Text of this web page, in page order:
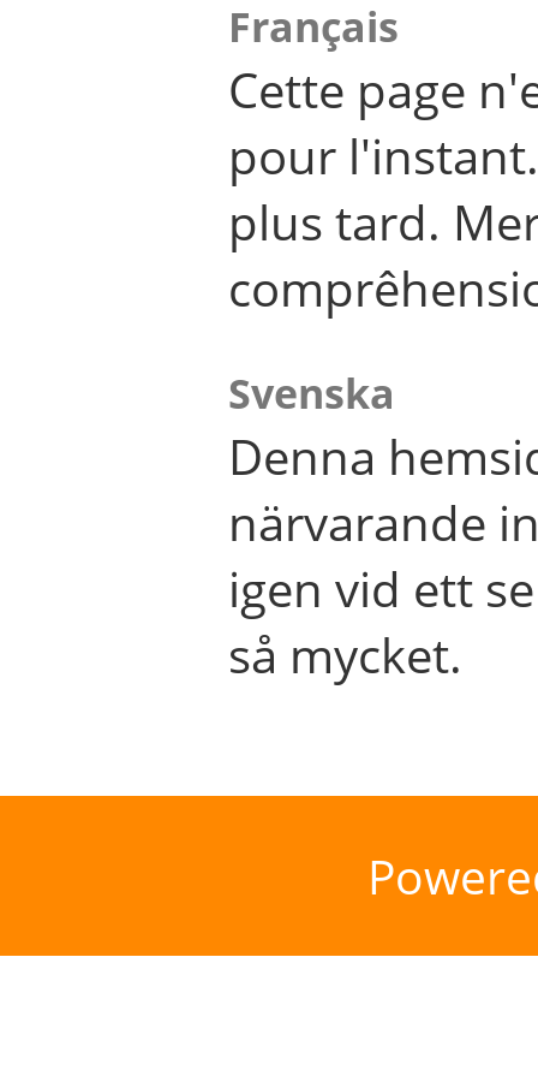
Français
Cette page
pour
plus tard.
Svenska
Denna
närvarande
igen vid ett
så mycket.